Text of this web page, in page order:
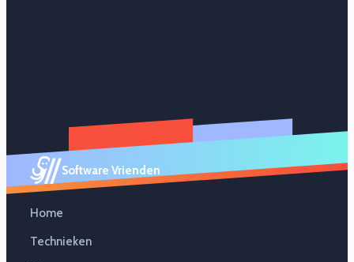
Software Vrienden
Home
Technieken